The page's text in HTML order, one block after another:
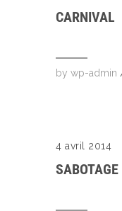
CARNIVAL
by wp-admin
4 avril 2014
SABOTAGE